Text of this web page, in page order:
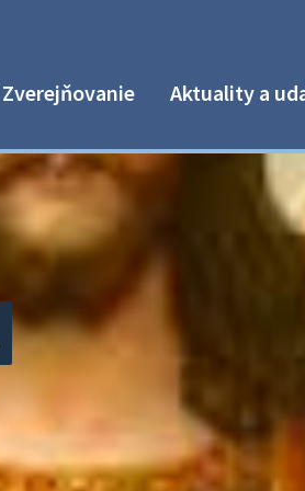
Zverejňovanie Aktuality a